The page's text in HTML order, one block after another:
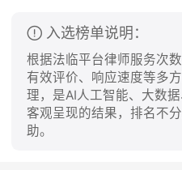
入选榜单说明：
根据法临平台律师服务次
有效评价、响应速度等多
理，是AI人工智能、大数
客观呈现的结果，排名不
助。